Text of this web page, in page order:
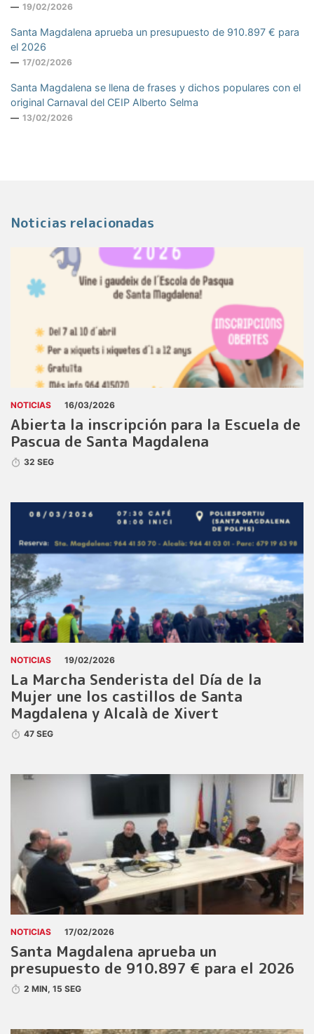
19/02/2026
Santa Magdalena aprueba un presupuesto de 910.897 € para
el 2026
17/02/2026
Santa Magdalena se llena de frases y dichos populares con el
original Carnaval del CEIP Alberto Selma
13/02/2026
Noticias relacionadas
NOTICIAS 16/03/2026
Abierta la inscripción para la Escuela de
Pascua de Santa Magdalena
32 SEG
NOTICIAS 19/02/2026
La Marcha Senderista del Día de la
Mujer une los castillos de Santa
Magdalena y Alcalà de Xivert
47 SEG
NOTICIAS 17/02/2026
Santa Magdalena aprueba un
presupuesto de 910.897 € para el 2026
2 MIN, 15 SEG